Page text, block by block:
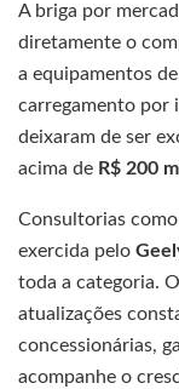
A briga por
diretamente o
a equipamentos
carregamento por
deixaram de ser
acima de R$ 200
Consultorias como
exercida pelo
toda a categoria.
atualizações
concessionárias,
acompanhe o